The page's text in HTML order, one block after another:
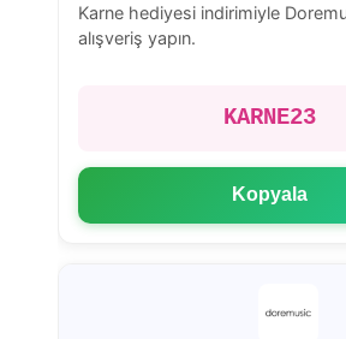
Karne hediyesi indirimiyle
alışveriş yapın.
KARNE23
Kopyala